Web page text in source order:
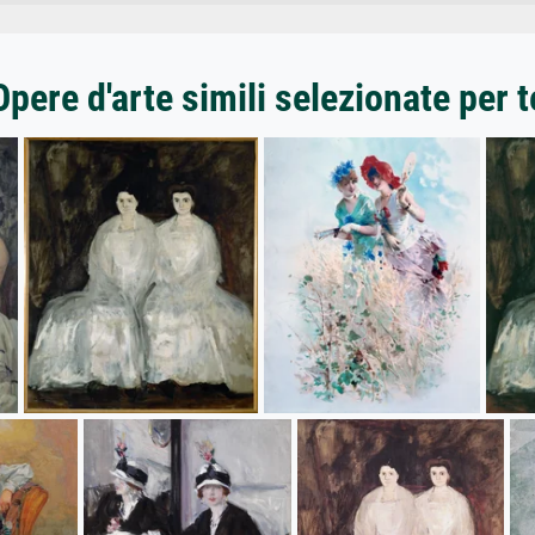
d'arte simili selezionate per